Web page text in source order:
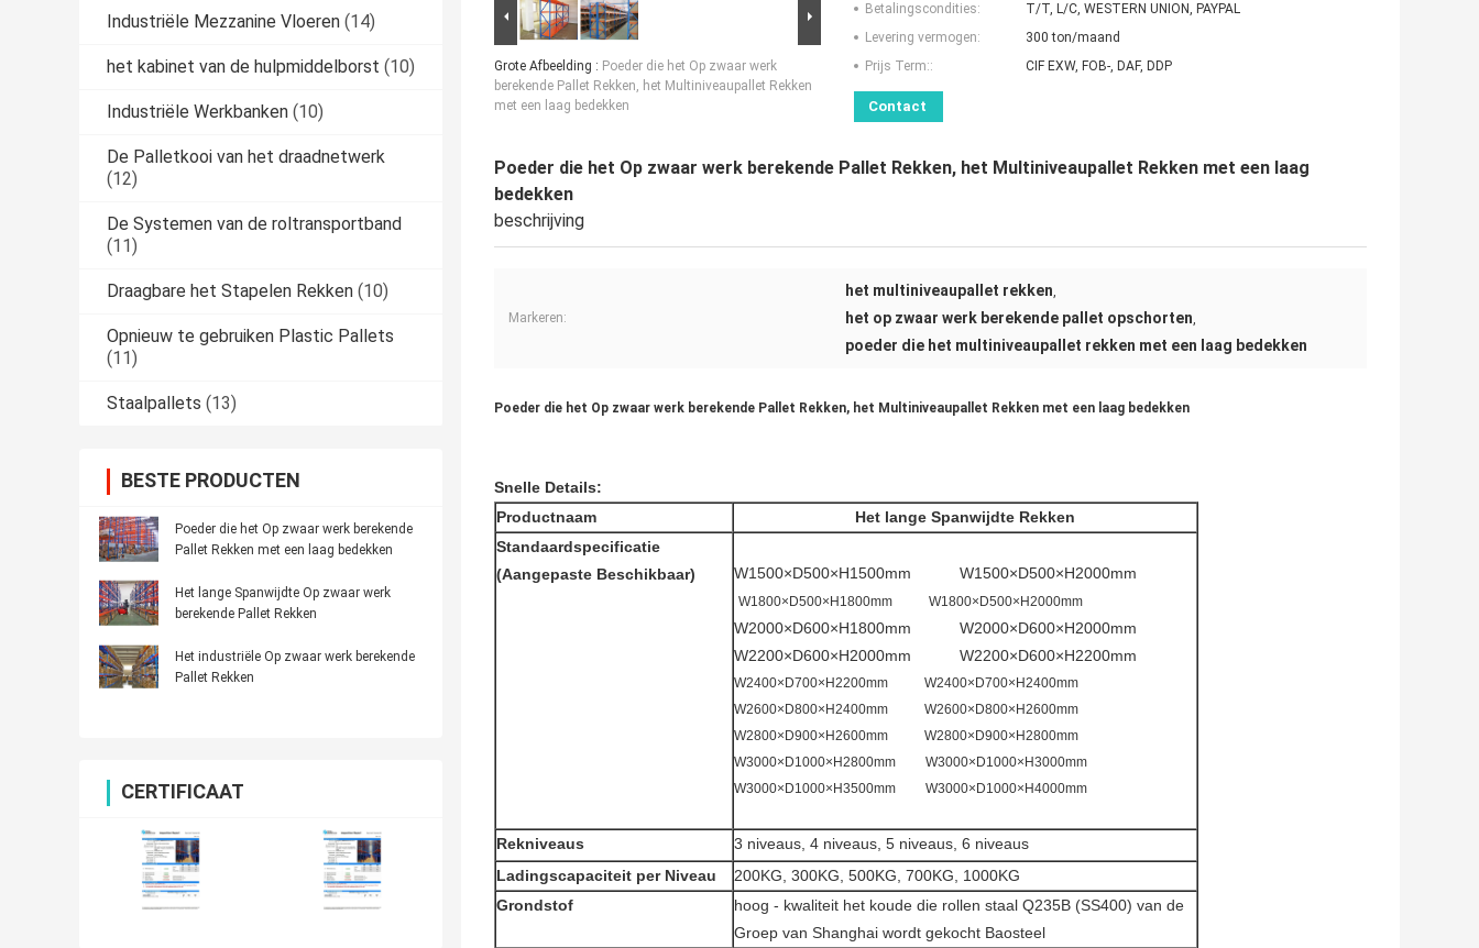
Industriële Mezzanine Vloeren (14)
het kabinet van de hulpmiddelborst (10)
Industriële Werkbanken (10)
De Palletkooi van het draadnetwerk
(12)
De Systemen van de roltransportband
(11)
Draagbare het Stapelen Rekken (10)
Opnieuw te gebruiken Plastic Pallets
(11)
Staalpallets (13)
BESTE PRODUCTEN
Poeder die het Op zwaar werk berekende
Pallet Rekken met een laag bedekken
Het lange Spanwijdte Op zwaar werk
berekende Pallet Rekken
Het industriële Op zwaar werk berekende
Pallet Rekken
CERTIFICAAT
Grote Afbeelding : Poeder die het Op zwaar werk
berekende Pallet Rekken, het Multiniveaupallet Rekken
met een laag bedekken
Betalingscondities:
T/T, L/C, WESTERN UNION, PAYPAL
Levering vermogen:
300 ton/maand
Prijs Term::
CIF EXW, FOB-, DAF, DDP
Contact
Poeder die het Op zwaar werk berekende Pallet Rekken, het Multiniveaupallet Rekken met een laag
bedekken
beschrijving
Markeren:
het multiniveaupallet rekken,
het op zwaar werk berekende pallet opschorten,
poeder die het multiniveaupallet rekken met een laag bedekken
Poeder die het Op zwaar werk berekende Pallet Rekken, het Multiniveaupallet Rekken met een laag bedekken
Snelle Details:
Productnaam
Het lange Spanwijdte Rekken
Standaardspecificatie
(Aangepaste Beschikbaar)
W1500×D500×H1500mm W1500×D500×H2000mm
W1800×D500×H1800mm W1800×D500×H2000mm
W2000×D600×H1800mm W2000×D600×H2000mm
W2200×D600×H2000mm W2200×D600×H2200mm
W2400×D700×H2200mm W2400×D700×H2400mm
W2600×D800×H2400mm W2600×D800×H2600mm
W2800×D900×H2600mm W2800×D900×H2800mm
W3000×D1000×H2800mm W3000×D1000×H3000mm
W3000×D1000×H3500mm W3000×D1000×H4000mm
Rekniveaus
3 niveaus, 4 niveaus, 5 niveaus, 6 niveaus
Ladingscapaciteit per Niveau
200KG, 300KG, 500KG, 700KG, 1000KG
Grondstof
hoog - kwaliteit het koude die rollen staal Q235B (SS400) van de
Groep van Shanghai wordt gekocht Baosteel